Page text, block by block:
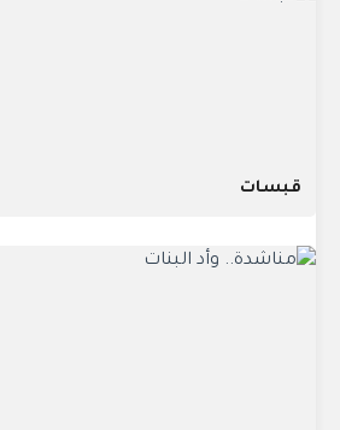
قبسات